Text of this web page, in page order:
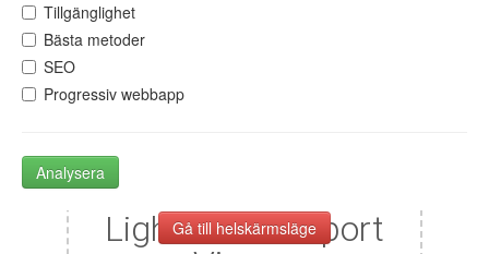
Tillgänglighet
Bästa metoder
SEO
Progressiv webbapp
Analysera
Gå till helskärmsläge